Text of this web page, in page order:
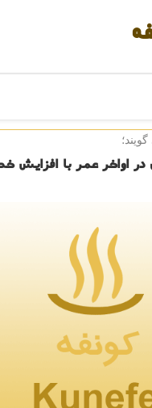
اواخر عمر با افزایش